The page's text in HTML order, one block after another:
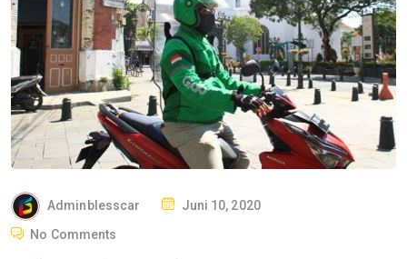
Adminblesscar Juni 10, 2020
No Comments